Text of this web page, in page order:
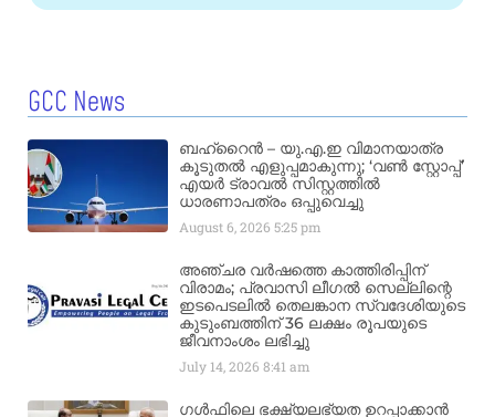
GCC News
ബഹ്‌റൈൻ – യു.എ.ഇ വിമാനയാത്ര
കൂടുതൽ എളുപ്പമാകുന്നു; ‘വൺ സ്റ്റോപ്പ്’
എയർ ട്രാവൽ സിസ്റ്റത്തിൽ
ധാരണാപത്രം ഒപ്പുവെച്ചു
August 6, 20265:25 pm
അഞ്ചര വർഷത്തെ കാത്തിരിപ്പിന്
വിരാമം; പ്രവാസി ലീഗൽ സെല്ലിന്റെ
ഇടപെടലിൽ തെലങ്കാന സ്വദേശിയുടെ
കുടുംബത്തിന് 36 ലക്ഷം രൂപയുടെ
ജീവനാംശം ലഭിച്ചു
July 14, 20268:41 am
ഗൾഫിലെ ഭക്ഷ്യലഭ്യത ഉറപ്പാക്കാൻ